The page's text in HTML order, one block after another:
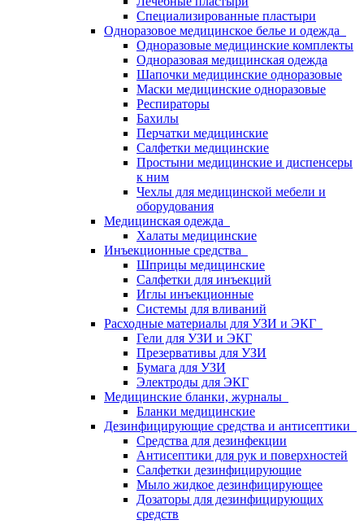
Специализированные пластыри
Одноразовое медицинское белье и одежда
Одноразовые медицинские комплекты
Одноразовая медицинская одежда
Шапочки медицинские одноразовые
Маски медицинские одноразовые
Респираторы
Бахилы
Перчатки медицинские
Салфетки медицинские
Простыни медицинские и диспенсеры
к ним
Чехлы для медицинской мебели и
оборудования
Медицинская одежда
Халаты медицинские
Инъекционные средства
Шприцы медицинские
Салфетки для инъекций
Иглы инъекционные
Системы для вливаний
Расходные материалы для УЗИ и ЭКГ
Гели для УЗИ и ЭКГ
Презервативы для УЗИ
Бумага для УЗИ
Электроды для ЭКГ
Медицинские бланки, журналы
Бланки медицинские
Дезинфицирующие средства и антисептики
Средства для дезинфекции
Антисептики для рук и поверхностей
Салфетки дезинфицирующие
Мыло жидкое дезинфицирующее
Дозаторы для дезинфицирующих
средств